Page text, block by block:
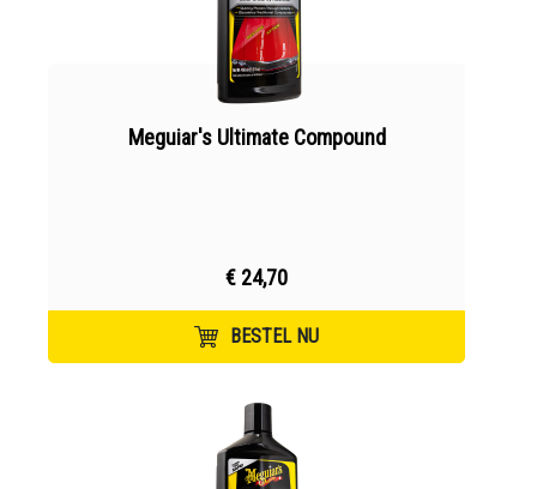
Meguiar's Ultimate Compound
€ 24,70
BESTEL NU